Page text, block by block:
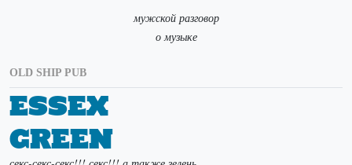
мужской разговор
о музыке
OLD SHIP PUB
Essex
Green